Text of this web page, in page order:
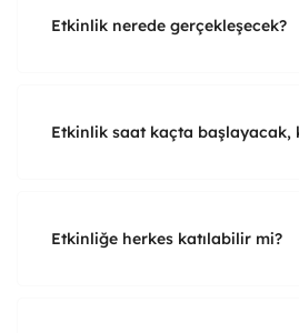
Etkinlik nerede gerçekleşecek?
Etkinlik saat kaçta başlayacak,
Etkinliğe herkes katılabilir mi?